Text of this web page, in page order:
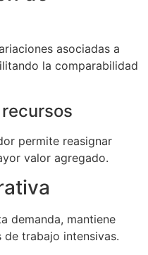
asociadas a
la comparabilidad
permite reasignar
valor agregado.
demanda, mantiene
trabajo intensivas.